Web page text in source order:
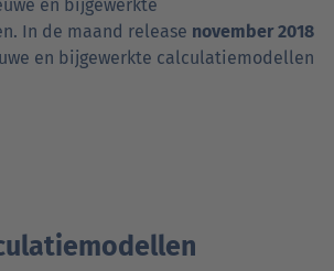
en bijgewerkte
In de maand release november 2018
en bijgewerkte calculatiemodellen